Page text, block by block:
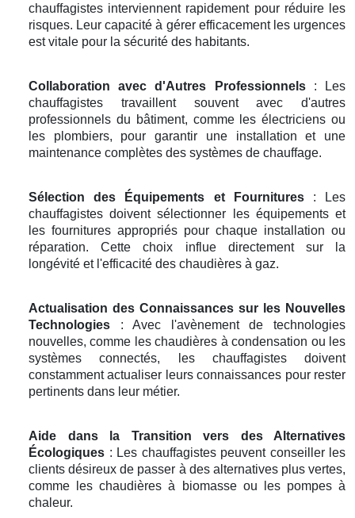
chauffagistes interviennent rapidement pour réduire les
risques. Leur capacité à gérer efficacement les urgences
est vitale pour la sécurité des habitants.
Collaboration avec d'Autres Professionnels: Les
chauffagistes travaillent souvent avec d'autres
professionnels du bâtiment, comme les électriciens ou
les plombiers, pour garantir une installation et une
maintenance complètes des systèmes de chauffage.
Sélection des Équipements et Fournitures: Les
chauffagistes doivent sélectionner les équipements et
les fournitures appropriés pour chaque installation ou
réparation. Cette choix influe directement sur la
longévité et l'efficacité des chaudières à gaz.
Actualisation des Connaissances sur les Nouvelles
Technologies : Avec l'avènement de technologies
nouvelles, comme les chaudières à condensation ou les
systèmes connectés, les chauffagistes doivent
constamment actualiser leurs connaissances pour rester
pertinents dans leur métier.
Aide dans la Transition vers des Alternatives
Écologiques : Les chauffagistes peuvent conseiller les
clients désireux de passer à des alternatives plus vertes,
comme les chaudières à biomasse ou les pompes à
chaleur.